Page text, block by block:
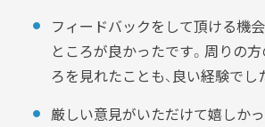
フィードバックをして頂ける機
ところが良かったです。周りの
ろを見れたことも、良い経験でし
厳しい意見がいただけて嬉しか